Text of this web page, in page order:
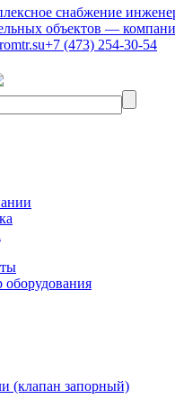
+7 (473) 254-30-54
оборудования
(клапан запорный)